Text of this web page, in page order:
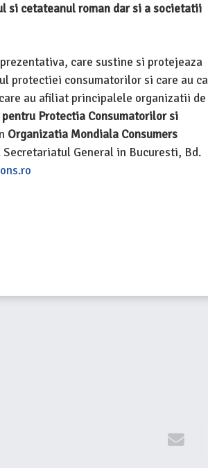
si cetateanul roman dar si a societatii
care sustine si protejeaza
protectiei consumatorilor si care au ca
au afiliat principalele organizatii de
Protectia Consumatorilor si
Organizatia Mondiala Consumers
General in Bucuresti, Bd.